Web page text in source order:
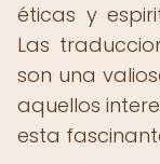
éticas y
Las
son una
aquellos
esta